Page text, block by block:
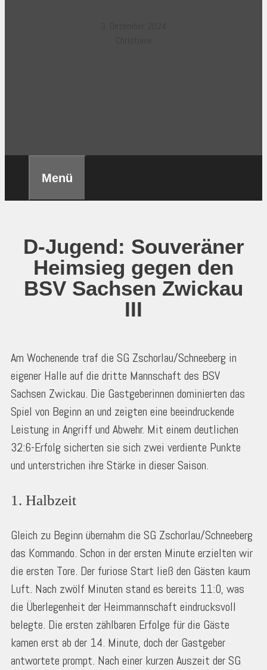
Menü
D-Jugend: Souveräner
Heimsieg gegen den
BSV Sachsen Zwickau
III
Am Wochenende traf die SG Zschorlau/Schneeberg in
eigener Halle auf die dritte Mannschaft des BSV
Sachsen Zwickau. Die Gastgeberinnen dominierten das
Spiel von Beginn an und zeigten eine beeindruckende
Leistung in Angriff und Abwehr. Mit einem deutlichen
32:6-Erfolg sicherten sie sich zwei verdiente Punkte
und unterstrichen ihre Stärke in dieser Saison.
1. Halbzeit
Gleich zu Beginn übernahm die SG Zschorlau/Schneeberg
das Kommando. Schon in der ersten Minute erzielten wir
die ersten Tore. Der furiose Start ließ den Gästen kaum
Luft. Nach zwölf Minuten stand es bereits 11:0, was
die Überlegenheit der Heimmannschaft eindrucksvoll
belegte. Die ersten zählbaren Erfolge für die Gäste
kamen erst ab der 14. Minute, doch der Gastgeber
antwortete prompt. Nach einer kurzen Auszeit der SG